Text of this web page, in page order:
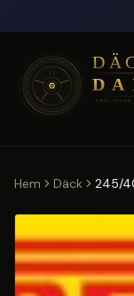
Hem Däck 245/